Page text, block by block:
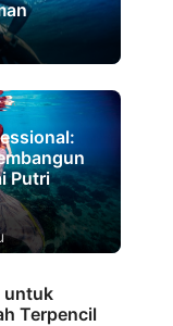
Putri
untuk
Terpencil